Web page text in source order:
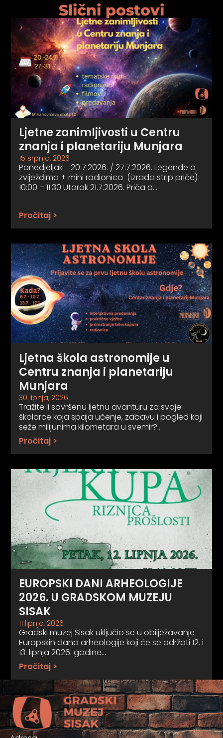
Slični postovi
Ljetne zanimljivosti u Centru
znanja i planetariju Munjara
15 srpnja, 2026
Ponedjeljak 20.7.2026. / 27.7.2026. Legende o
zviježđima + mini radionica (izrada strip priče)
10:00 – 11:30 Utorak 21.7.2026. Priča o…
Pročitaj >
Ljetna škola astronomije u
Centru znanja i planetariju
Munjara
30 lipnja, 2026
Tražite li savršenu ljetnu avanturu za svoje
školarce koja spaja učenje, zabavu i pogled koji
seže milijunima kilometara u svemir?…
Pročitaj >
EUROPSKI DANI ARHEOLOGIJE
2026. U GRADSKOM MUZEJU
SISAK
11 lipnja, 2026
Gradski muzej Sisak uključio se u obilježavanje
Europskih dana arheologije koji će se održati 12. i
13. lipnja 2026. godine…
Pročitaj >